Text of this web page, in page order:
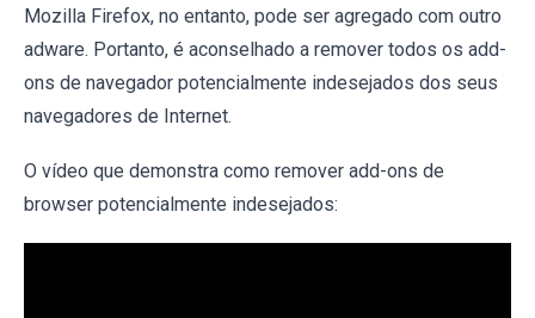
Mozilla Firefox, no entanto, pode ser agregado com outro
adware. Portanto, é aconselhado a remover todos os add-
ons de navegador potencialmente indesejados dos seus
navegadores de Internet.
O vídeo que demonstra como remover add-ons de
browser potencialmente indesejados: